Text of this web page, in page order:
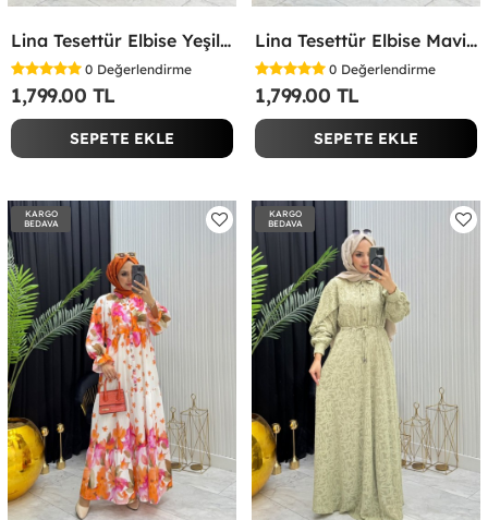
Lina Tesettür Elbise Yeşil Yeşil
0 Değerlendirme
1,799.00 TL
SEPETE EKLE
Lina Tesettür Elbise Mavi Mavi
0 Değerlendirme
1,799.00 TL
SEPETE EKLE
KARGO
BEDAVA
KARGO
BEDAVA